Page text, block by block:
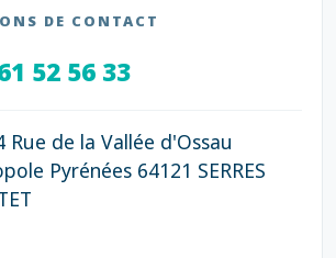
DE CONTACT
52 56 33
Rue de la Vallée d'Ossau
Pyrénées 64121 SERRES